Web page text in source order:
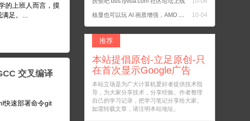
的上班人而言，摸
足。...
交叉编译
快速部署命令git
10-04
核显也可以玩 AI 画质增强，AMD APU 把核显默认设置为 UMA Auto
推荐
本站提倡原创-立足原创-只
在首次显示Google广告
本站立场是为广大计算机爱好者提供技术指
导，为大家分享技术，分享经验。作者整理
自己的学习记录，把学习笔记分享给大家。
如需转载文章，请注明本站地址。